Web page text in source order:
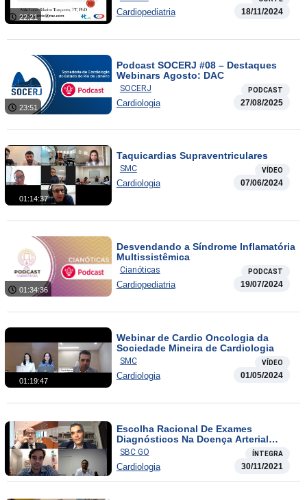
22:21 Cardiopediatria 18/11/2024
23:51
Podcast SOCERJ #08 – Destaques
Webinars Agosto: DAC
SOCERJ PODCAST
Cardiologia 27/08/2025
01:14:37
Taquicardias Supraventriculares
SMC VÍDEO
Cardiologia 07/06/2024
01:34:36
Desvendando a Síndrome Inflamatória
Multissistêmica
Cianóticas PODCAST
Cardiopediatria 19/07/2024
01:19:47
Webinar de Cardio Oncologia da
Sociedade Mineira de Cardiologia
SMC VÍDEO
Cardiologia 01/05/2024
Escolha Racional De Exames
Diagnósticos Na Doença Arterial
Coronária
SBC GO ÍNTEGRA
Cardiologia 30/11/2021